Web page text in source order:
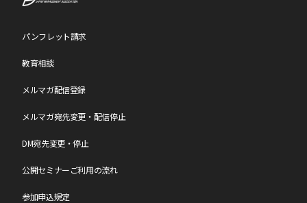
パンフレット請求
教育相談
メルマガ配信登録
メルマガ宛先変更・配信停止
DM宛先変更・停止
公開セミナーご利用の流れ
参加申込規定